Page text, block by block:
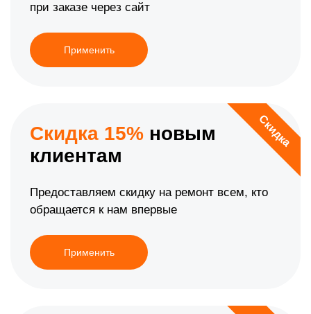
при заказе через сайт
Применить
Скидка
Скидка 15% новым
клиентам
Предоставляем скидку на ремонт всем, кто
обращается к нам впервые
Применить